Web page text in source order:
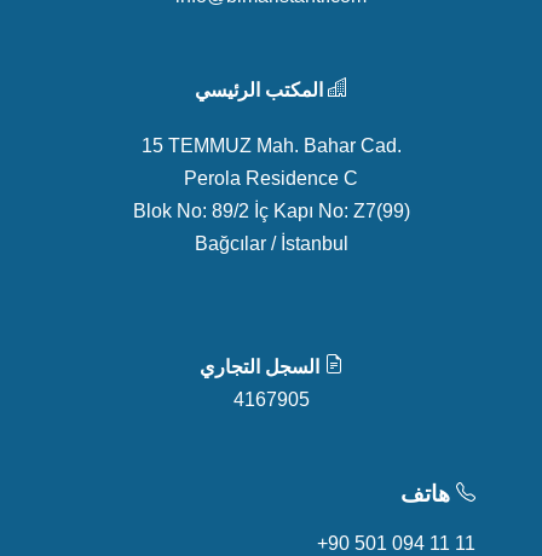
المكتب الرئيسي
15 TEMMUZ Mah. Bahar Cad.
Perola Residence C
Blok No: 89/2 İç Kapı No: Z7(99)
Bağcılar / İstanbul
السجل التجاري
4167905
هاتف
+90 501 094 11 11